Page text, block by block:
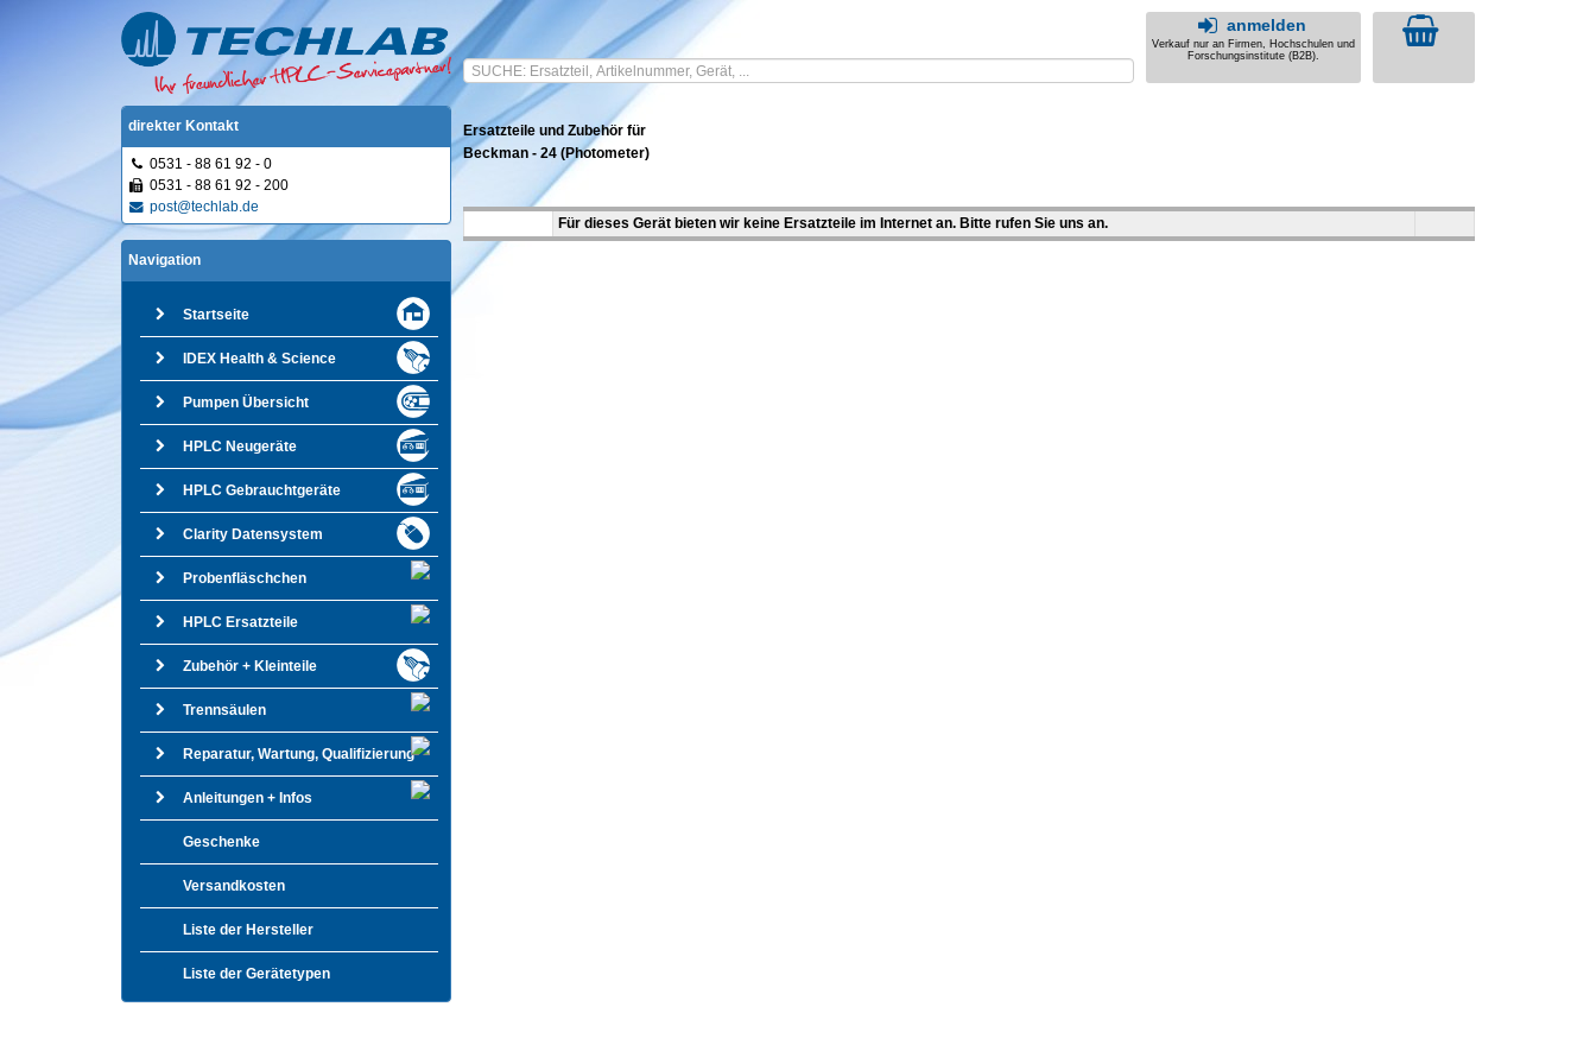
anmelden
Verkauf nur an Firmen, Hochschulen und
Forschungsinstitute (B2B).
direkter Kontakt
0531 - 88 61 92 - 0
0531 - 88 61 92 - 200
post@techlab.de
Navigation
Startseite
IDEX Health & Science
Pumpen Übersicht
HPLC Neugeräte
HPLC Gebrauchtgeräte
Clarity Datensystem
Probenfläschchen
HPLC Ersatzteile
Zubehör + Kleinteile
Trennsäulen
Reparatur, Wartung, Qualifizierung
Anleitungen + Infos
Geschenke
Versandkosten
Liste der Hersteller
Liste der Gerätetypen
Ersatzteile und Zubehör für
Beckman - 24 (Photometer)
Für dieses Gerät bieten wir keine Ersatzteile im Internet an. Bitte rufen Sie uns an.